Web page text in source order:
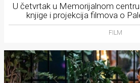
U četvrtak u Memorijalnom
knjige i projekcija filmova o
FILM